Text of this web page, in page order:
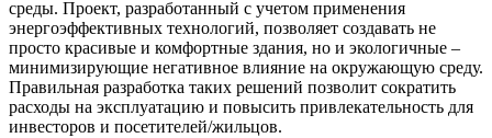
среды. Проект, разработанный с учетом применения
энергоэффективных технологий, позволяет создавать не
просто красивые и комфортные здания, но и экологичные –
минимизирующие негативное влияние на окружающую среду.
Правильная разработка таких решений позволит сократить
расходы на эксплуатацию и повысить привлекательность для
инвесторов и посетителей/жильцов.